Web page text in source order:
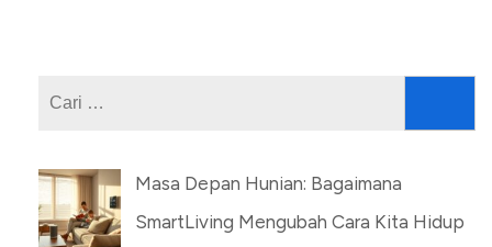
Masa Depan Hunian: Bagaimana
SmartLiving Mengubah Cara Kita Hidup